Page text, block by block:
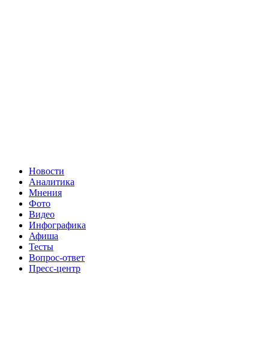
Новости
Аналитика
Мнения
Фото
Видео
Инфографика
Афиша
Тесты
Вопрос-ответ
Пресс-центр